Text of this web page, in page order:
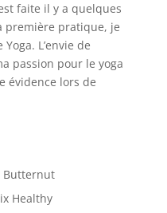
faite il y a quelques
première pratique, je
L’envie de
passion pour le yoga
évidence lors de
Butternut
Healthy